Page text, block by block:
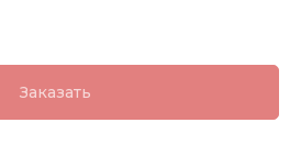
Заказать